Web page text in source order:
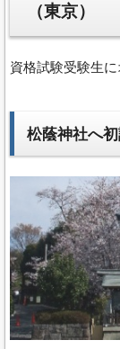
（東京）
資格試験受験生
松蔭神社へ